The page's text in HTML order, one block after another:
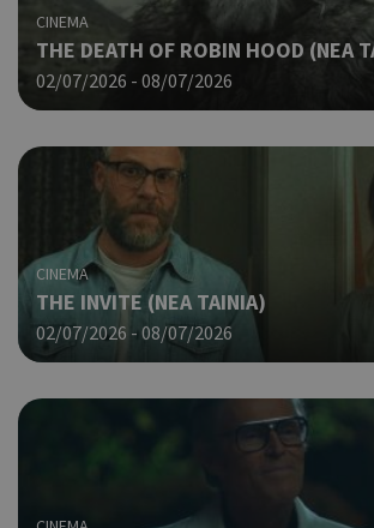
CINEMA
THE DEATH OF ROBIN HOOD (NΕΑ
02/07/2026 - 08/07/2026
CINEMA
ΤHE INVITE (ΝΕΑ ΤΑΙΝΙΑ)
02/07/2026 - 08/07/2026